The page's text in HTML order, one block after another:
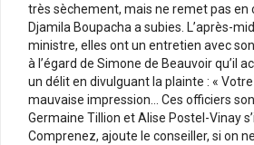
très sèchement, mais ne remet pas en
Djamila Boupacha a subies. L’après-
ministre, elles ont un entretien avec
à l’égard de Simone de Beauvoir qu’il
un délit en divulguant la plainte : «
mauvaise impression… Ces officiers
Germaine Tillion et Alise Postel-Vinay
Comprenez, ajoute le conseiller, si on